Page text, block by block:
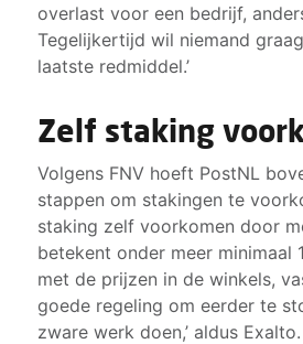
overlast voor een bedrijf,
Tegelijkertijd wil niemand
laatste redmiddel.’
Zelf staking
Volgens FNV hoeft PostNL
stappen om stakingen te
staking zelf voorkomen door
betekent onder meer minimaal
met de prijzen in de winkels,
goede regeling om eerder te
zware werk doen,’ aldus Exalto.